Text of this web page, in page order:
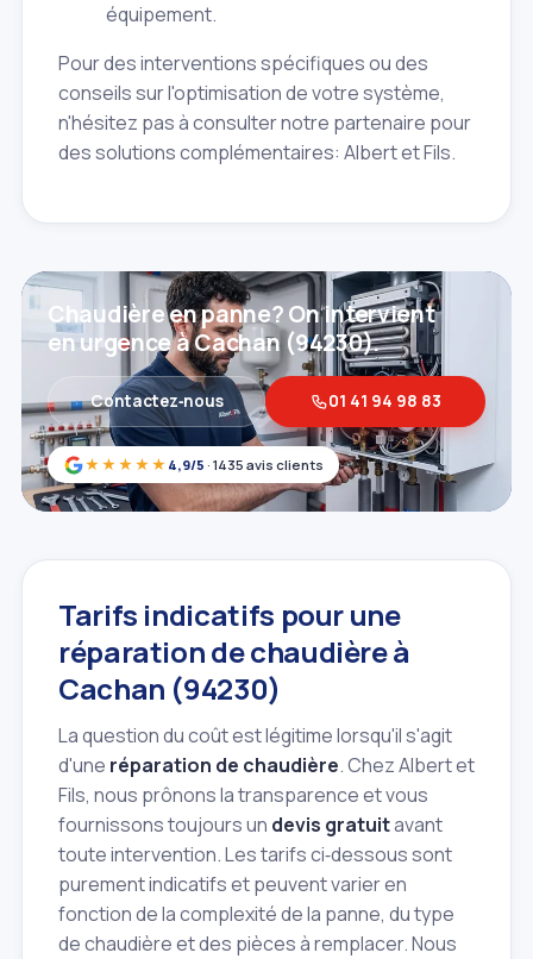
équipement.
Pour des interventions spécifiques ou des
conseils sur l'optimisation de votre système,
n'hésitez pas à consulter notre partenaire pour
des solutions complémentaires: Albert et Fils.
★★★★★ 4,9/5 · 1435 avis clients
Chaudière en panne? On intervient
en urgence à Cachan (94230).
Contactez‑nous 01 41 94 98 83
Tarifs indicatifs pour une
réparation de chaudière à
Cachan (94230)
La question du coût est légitime lorsqu'il s'agit
d'une réparation de chaudière. Chez Albert et
Fils, nous prônons la transparence et vous
fournissons toujours un devis gratuitavant
toute intervention. Les tarifs ci‑dessous sont
purement indicatifs et peuvent varier en
fonction de la complexité de la panne, du type
de chaudière et des pièces à remplacer. Nous